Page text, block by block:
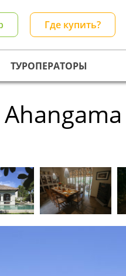
Где купить?
ТУРОПЕРАТОРЫ